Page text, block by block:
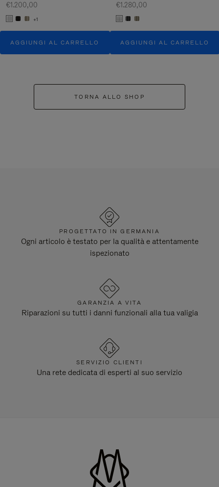
€1.200,00
+1
AGGIUNGI AL CARRELLO
€1.280,00
AGGIUNGI AL CARRELLO
TORNA ALLO SHOP
PROGETTATO IN GERMANIA
Ogni articolo è testato per la qualità e attentamente
ispezionato
GARANZIA A VITA
Riparazioni su tutti i danni funzionali alla tua valigia
SERVIZIO CLIENTI
Una rete dedicata di esperti al suo servizio